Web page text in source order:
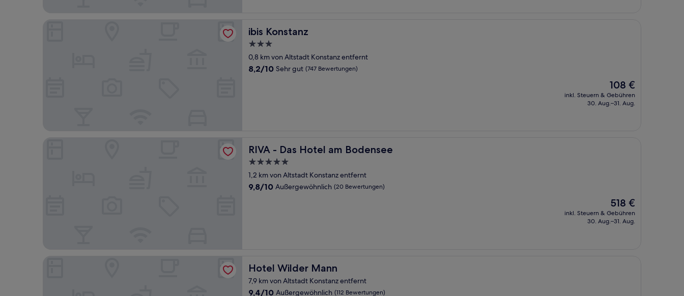
ibis Konstanz
ibis Konstanz
3.0-
Sterne-
Unterkunft
0,8 km von Altstadt Konstanz entfernt
8.2
8,2/10 Sehr gut (747 Bewertungen)
Der
Preis
beträgt
108 €
inkl. Steuern & Gebühren
30. Aug.–31. Aug.
ibis Konstanz
RIVA - Das Hotel am Bodensee
RIVA - Das Hotel am Bodensee
5.0-
Sterne-
Unterkunft
1,2 km von Altstadt Konstanz entfernt
9.8
9,8/10 Außergewöhnlich (20 Bewertungen)
Der
Preis
beträgt
518 €
inkl. Steuern & Gebühren
30. Aug.–31. Aug.
Hotel Wilder Mann
Hotel Wilder Mann
7,9 km von Altstadt Konstanz entfernt
9.4
9,4/10 Außergewöhnlich (112 Bewertungen)
Hotel Wilder Mann